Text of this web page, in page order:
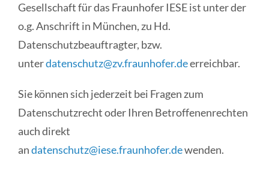
Gesellschaft für das Fraunhofer IESE ist unter der
o.g. Anschrift in München, zu Hd.
Datenschutzbeauftragter, bzw.
unterdatenschutz@zv.fraunhofer.deerreichbar.
Sie können sich jederzeit bei Fragen zum
Datenschutzrecht oder Ihren Betroffenenrechten
auch direkt
andatenschutz@iese.fraunhofer.dewenden.